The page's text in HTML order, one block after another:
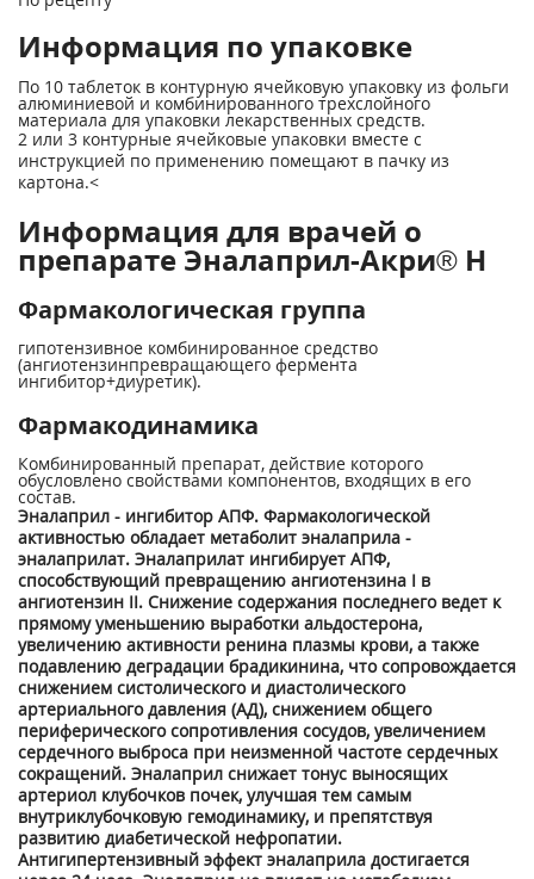
Информация по упаковке
По 10 таблеток в контурную ячейковую упаковку из фольги
алюминиевой и комбинированного трехслойного
материала для упаковки лекарственных средств.
2 или 3 контурные ячейковые упаковки вместе с
инструкцией по применению помещают в пачку из
картона.<
Информация для врачей о
препарате Эналаприл-Акри® Н
Фармакологическая группа
гипотензивное комбинированное средство
(ангиотензинпревращающего фермента
ингибитор+диуретик).
Фармакодинамика
Комбинированный препарат, действие которого
обусловлено свойствами компонентов, входящих в его
состав.
Эналаприл - ингибитор АПФ. Фармакологической
активностью обладает метаболит эналаприла -
эналаприлат. Эналаприлат ингибирует АПФ,
способствующий превращению ангиотензина I в
ангиотензин II. Снижение содержания последнего ведет к
прямому уменьшению выработки альдостерона,
увеличению активности ренина плазмы крови, а также
подавлению деградации брадикинина, что сопровождается
снижением систолического и диастолического
артериального давления (АД), снижением общего
периферического сопротивления сосудов, увеличением
сердечного выброса при неизменной частоте сердечных
сокращений. Эналаприл снижает тонус выносящих
артериол клубочков почек, улучшая тем самым
внутриклубочковую гемодинамику, и препятствуя
развитию диабетической нефропатии.
Антигипертензивный эффект эналаприла достигается